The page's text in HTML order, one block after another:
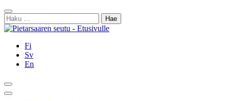
Siirry
sisältöön
Sulje
Haku:
Fi
Sv
En
Hae
Päävalikko